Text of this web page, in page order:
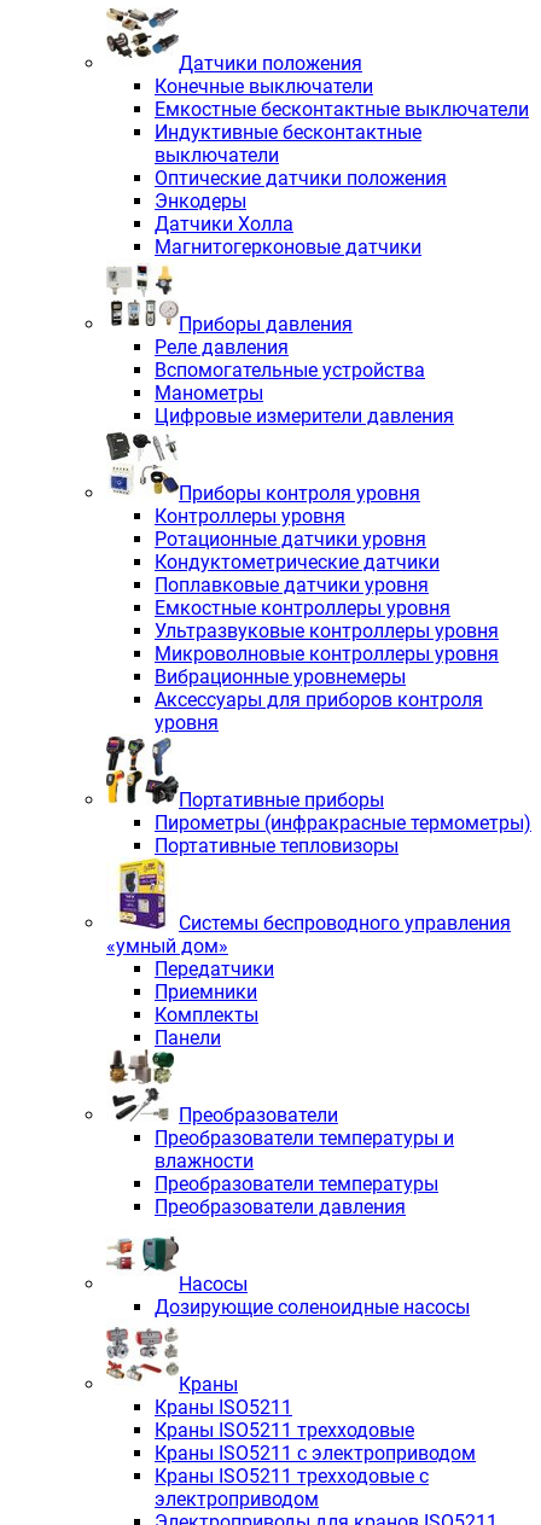
Датчики положения
Конечные выключатели
Емкостные бесконтактные выключатели
Индуктивные бесконтактные
выключатели
Оптические датчики положения
Энкодеры
Датчики Холла
Магнитогерконовые датчики
Приборы давления
Реле давления
Вспомогательные устройства
Манометры
Цифровые измерители давления
Приборы контроля уровня
Контроллеры уровня
Ротационные датчики уровня
Кондуктометрические датчики
Поплавковые датчики уровня
Емкостные контроллеры уровня
Ультразвуковые контроллеры уровня
Микроволновые контроллеры уровня
Вибрационные уровнемеры
Аксессуары для приборов контроля
уровня
Портативные приборы
Пирометры (инфракрасные термометры)
Портативные тепловизоры
Системы беспроводного управления
«умный дом»
Передатчики
Приемники
Комплекты
Панели
Преобразователи
Преобразователи температуры и
влажности
Преобразователи температуры
Преобразователи давления
Насосы
Дозирующие соленоидные насосы
Краны
Краны ISO5211
Краны ISO5211 трехходовые
Краны ISO5211 с электроприводом
Краны ISO5211 трехходовые с
электроприводом